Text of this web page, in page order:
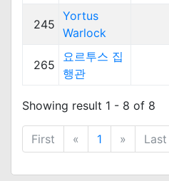
245
Yortus
Warlock
265
요르투스 집
행관
Showing result 1 - 8 of 8
First « 1 » Last